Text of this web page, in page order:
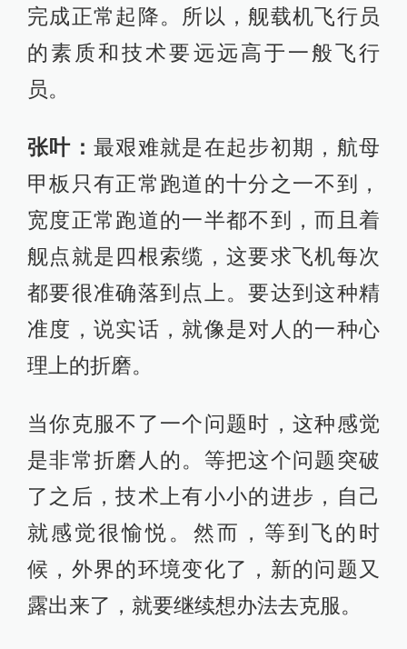
完成正常起降。所以，舰载机飞行员
的素质和技术要远远高于一般飞行
员。
张叶： 最艰难就是在起步初期，航母
甲板只有正常跑道的十分之一不到，
宽度正常跑道的一半都不到，而且着
舰点就是四根索缆，这要求飞机每次
都要很准确落到点上。要达到这种精
准度，说实话，就像是对人的一种心
理上的折磨。
当你克服不了一个问题时，这种感觉
是非常折磨人的。等把这个问题突破
了之后，技术上有小小的进步，自己
就感觉很愉悦。然而，等到飞的时
候，外界的环境变化了，新的问题又
露出来了，就要继续想办法去克服。